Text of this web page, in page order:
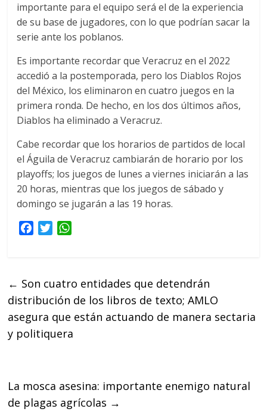
importante para el equipo será el de la experiencia
de su base de jugadores, con lo que podrían sacar la
serie ante los poblanos.
Es importante recordar que Veracruz en el 2022
accedió a la postemporada, pero los Diablos Rojos
del México, los eliminaron en cuatro juegos en la
primera ronda. De hecho, en los dos últimos años,
Diablos ha eliminado a Veracruz.
Cabe recordar que los horarios de partidos de local
el Águila de Veracruz cambiarán de horario por los
playoffs; los juegos de lunes a viernes iniciarán a las
20 horas, mientras que los juegos de sábado y
domingo se jugarán a las 19 horas.
b
o
o
k
T
t
e
r
s
A
p
← Son cuatro entidades que detendrán
distribución de los libros de texto; AMLO
asegura que están actuando de manera sectaria
y politiquera
La mosca asesina: importante enemigo natural
de plagas agrícolas →